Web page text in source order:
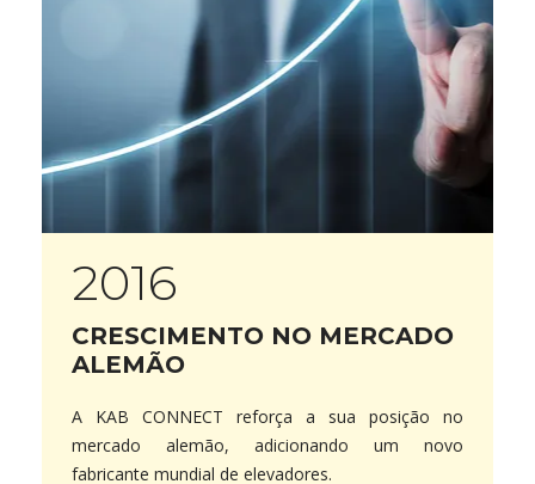
2016
CRESCIMENTO NO MERCADO
ALEMÃO
A KAB CONNECT reforça a sua posição no
mercado alemão, adicionando um novo
fabricante mundial de elevadores.